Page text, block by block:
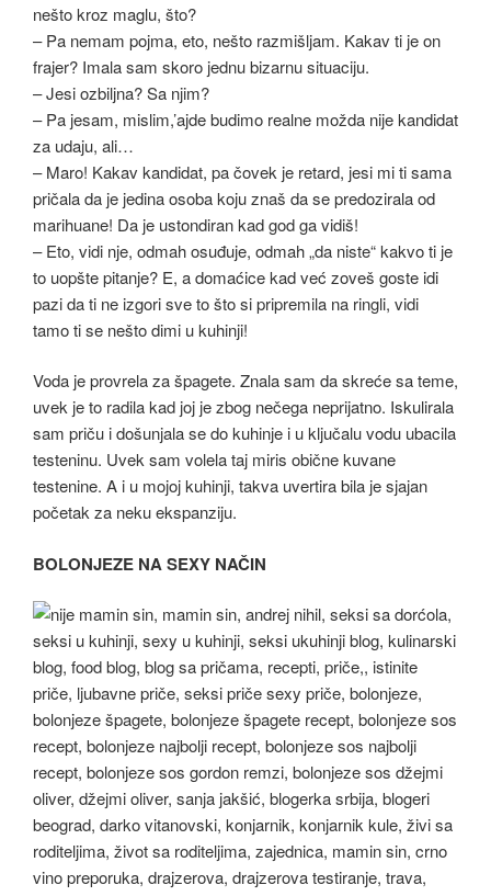
nešto kroz maglu, što?
– Pa nemam pojma, eto, nešto razmišljam. Kakav ti je on
frajer? Imala sam skoro jednu bizarnu situaciju.
– Jesi ozbiljna? Sa njim?
– Pa jesam, mislim,’ajde budimo realne možda nije kandidat
za udaju, ali…
– Maro! Kakav kandidat, pa čovek je retard, jesi mi ti sama
pričala da je jedina osoba koju znaš da se predozirala od
marihuane! Da je ustondiran kad god ga vidiš!
– Eto, vidi nje, odmah osuđuje, odmah „da niste“ kakvo ti je
to uopšte pitanje? E, a domaćice kad već zoveš goste idi
pazi da ti ne izgori sve to što si pripremila na ringli, vidi
tamo ti se nešto dimi u kuhinji!
Voda je provrela za špagete. Znala sam da skreće sa teme,
uvek je to radila kad joj je zbog nečega neprijatno. Iskulirala
sam priču i došunjala se do kuhinje i u ključalu vodu ubacila
testeninu. Uvek sam volela taj miris obične kuvane
testenine. A i u mojoj kuhinji, takva uvertira bila je sjajan
početak za neku ekspanziju.
BOLONJEZE NA SEXY NAČIN